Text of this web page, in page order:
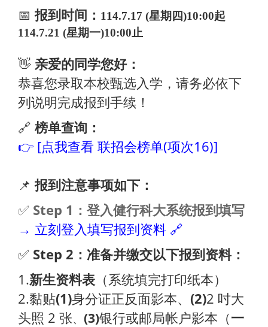
📅报到时间： 114.7.17 (星期四)10:00起
114.7.21 (星期一)10:00止
👋 亲爱的同学您好：
恭喜您录取本校甄选入学，请务必依下
列说明完成报到手续！
🔗 榜单查询：
👉 [点我查看 联招会榜单(项次16)]
📌报到注意事项如下：
✅ Step 1：登入健行科大系统报到填写
→ 立刻登入填写报到资料 🔗
✅ Step 2：准备并缴交以下报到资料：
1.新生资料表 （系统填完打印纸本）
2.黏贴(1)身分证正反面影本、 (2)2 吋大
头照 2 张、 (3)银行或邮局帐户影本（一